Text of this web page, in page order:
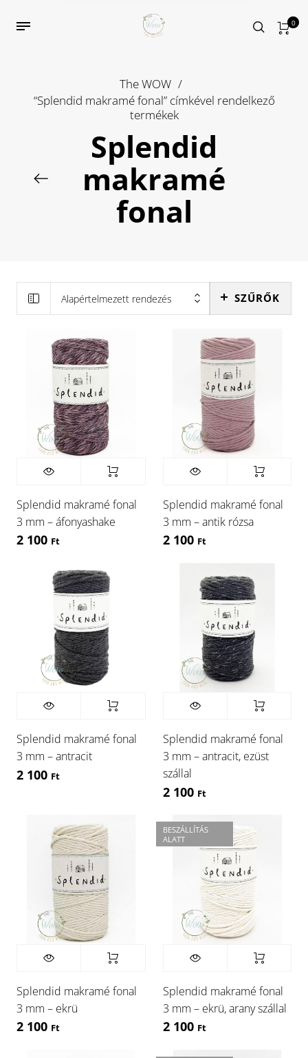
0
The WOW /
“Splendid makramé fonal” címkével rendelkező
termékek
Splendid
makramé
fonal
Alapértelmezett rendezés SZŰRŐK
Splendid makramé fonal
3 mm – áfonyashake
2 100 Ft
Splendid makramé fonal
3 mm – antik rózsa
2 100 Ft
Splendid makramé fonal
3 mm – antracit
2 100 Ft
Splendid makramé fonal
3 mm – antracit, ezüst
szállal
2 100 Ft
Splendid makramé fonal
3 mm – ekrü
2 100 Ft
BESZÁLLÍTÁS
ALATT
Splendid makramé fonal
3 mm – ekrü, arany szállal
2 100 Ft